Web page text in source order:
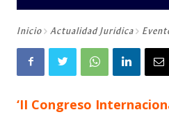
Inicio Actualidad Jurídica
‘II Congreso